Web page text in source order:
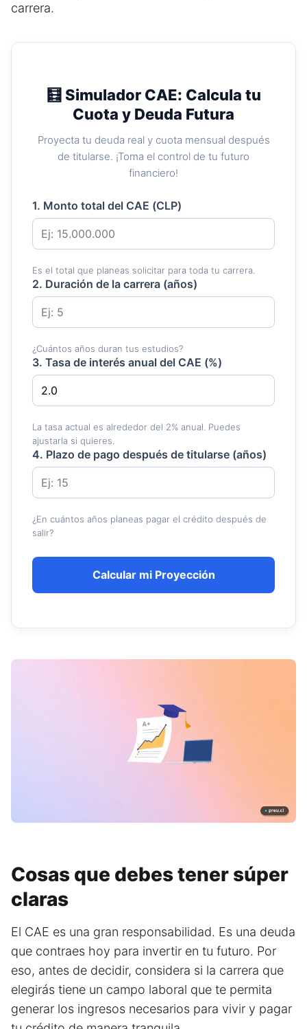
carrera.
🧮 Simulador CAE: Calcula tu
Cuota y Deuda Futura
Proyecta tu deuda real y cuota mensual después
de titularse. ¡Toma el control de tu futuro
financiero!
1. Monto total del CAE (CLP)
Es el total que planeas solicitar para toda tu carrera.
2. Duración de la carrera (años)
¿Cuántos años duran tus estudios?
3. Tasa de interés anual del CAE (%)
La tasa actual es alrededor del 2% anual. Puedes
ajustarla si quieres.
4. Plazo de pago después de titularse (años)
¿En cuántos años planeas pagar el crédito después de
salir?
Calcular mi Proyección
Cosas que debes tener súper
claras
El CAE es una gran responsabilidad. Es una deuda
que contraes hoy para invertir en tu futuro. Por
eso, antes de decidir, considera si la carrera que
elegirás tiene un campo laboral que te permita
generar los ingresos necesarios para vivir y pagar